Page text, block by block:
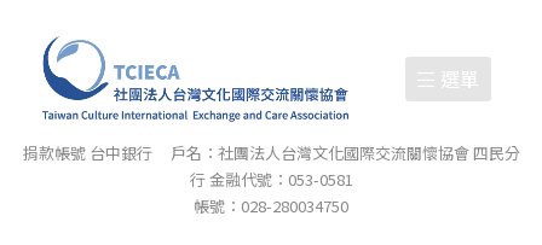
選單
捐款帳號 台中銀行 戶名：社團法人台灣文化國際交流關懷協會 四民分
行 金融代號：053-0581
帳號：028-280034750